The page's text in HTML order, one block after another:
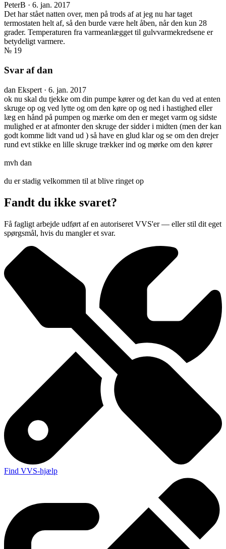
PeterB · 6. jan. 2017
Det har stået natten over, men på trods af at jeg nu har taget
termostaten helt af, så den burde være helt åben, når den kun 28
grader. Temperaturen fra varmeanlægget til gulvvarmekredsene er
betydeligt varmere.
№ 19
Svar af dan
dan Ekspert · 6. jan. 2017
ok nu skal du tjekke om din pumpe kører og det kan du ved at enten
skruge op og ved lytte og om den køre op og ned i hastighed eller
læg en hånd på pumpen og mærke om den er meget varm og sidste
mulighed er at afmonter den skruge der sidder i midten (men der kan
godt komme lidt vand ud ) så have en glud klar og se om den drejer
rund evt stikke en lille skruge trækker ind og mørke om den kører
mvh dan
du er stadig velkommen til at blive ringet op
Fandt du ikke svaret?
Få fagligt arbejde udført af en autoriseret VVS'er — eller stil dit eget
spørgsmål, hvis du mangler et svar.
Find VVS-hjælp